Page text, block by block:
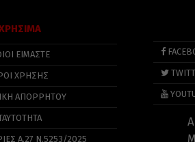
ΕΙΜΑΣΤΕ
ΧΡΗΣΗΣ
ΑΠΟΡΡΉΤΟΥ
Α.27 Ν.5253/2025